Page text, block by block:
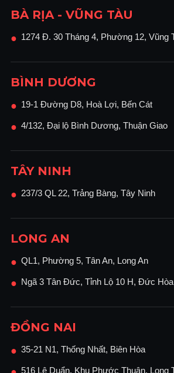
BÀ RỊA - VŨNG TÀU
● 1274 Đ. 30 Tháng 4, Phường 12, Vũng
BÌNH DƯƠNG
● 19-1 Đường D8, Hoà Lợi, Bến Cát
● 4/132, Đại lộ Bình Dương, Thuận Giao
TÂY NINH
● 237/3 QL 22, Trảng Bàng, Tây Ninh
LONG AN
● QL1, Phường 5, Tân An, Long An
● Ngã 3 Tân Đức, Tỉnh Lộ 10 H, Đức Hòa
ĐỒNG NAI
● 35-21 N1, Thống Nhất, Biên Hòa
516 Lê Duẩn, Khu Phước Thuận, Long